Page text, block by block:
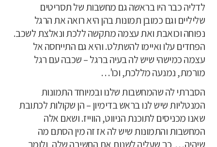
לדליה כבר היו בראשה גם מחשבות של תסריטים
שליליים וגם כמובן תמונות בהן היא רואה את הרגל
נפוחה וכואבת ואת עצמה מתקשה ללכת ונאלצת לשכב.
הפחדים עלו ואיימו להשתלט. והיא גם התייחסה אל
עצמה כמישהי שיש לה בעיה ברגל – שכבה עם רגל
מורמת, נמנעה מללכת, וכו'…
הסברתי לה שהמחשבות שלנו ובמיוחד התמונות
המנטליות שיש לנו בראש בדימיון – הן שקולות לכתובת
שאנו מכניסים לתוכנת הניווט, הווייז. ושאם אלה
המחשבות והתמונות שיש לה אז זה מין הסתם מה